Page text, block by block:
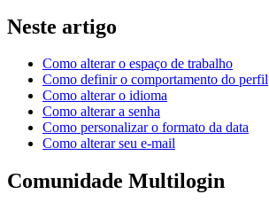
Neste artigo
Como alterar o espaço de trabalho
Como definir o comportamento do perfil
Como alterar o idioma
Como alterar a senha
Como personalizar o formato da data
Como alterar seu e-mail
Comunidade Multilogin